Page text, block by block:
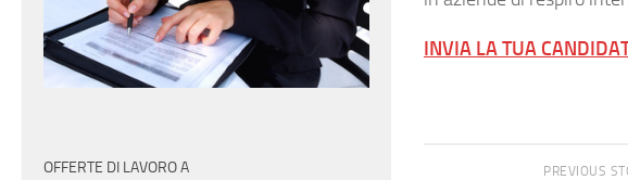
INVIA LA TUA
PREVIOUS
OFFERTE DI LAVORO A